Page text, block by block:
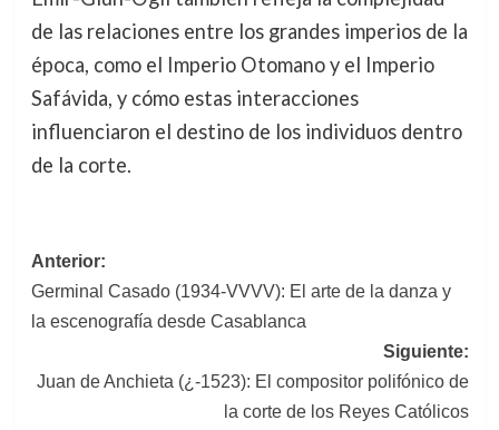
de las relaciones entre los grandes imperios de la
época, como el Imperio Otomano y el Imperio
Safávida, y cómo estas interacciones
influenciaron el destino de los individuos dentro
de la corte.
Navegación
de
entradas
Anterior:
Germinal Casado (1934-VVVV): El arte de la danza y
la escenografía desde Casablanca
Siguiente:
Juan de Anchieta (¿-1523): El compositor polifónico de
la corte de los Reyes Católicos